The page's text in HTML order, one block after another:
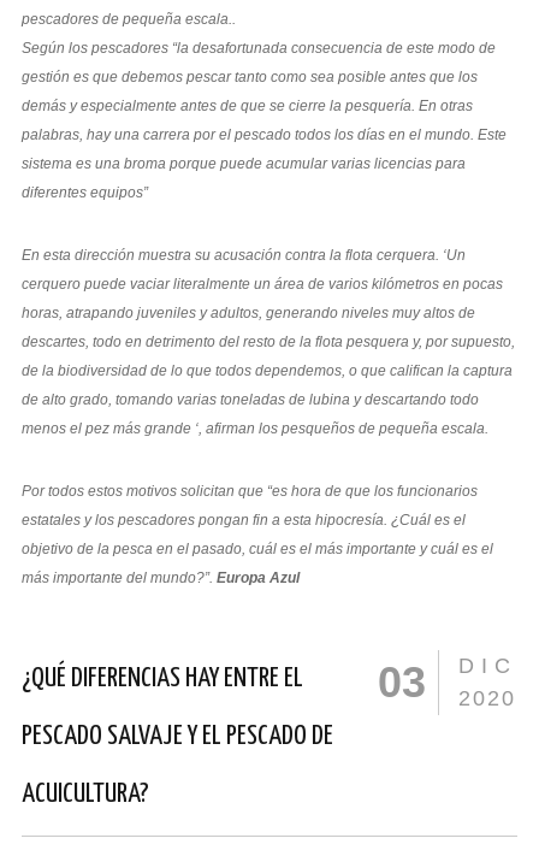
pescadores de pequeña escala..
Según los pescadores “la desafortunada consecuencia de este modo de
gestión es que debemos pescar tanto como sea posible antes que los
demás y especialmente antes de que se cierre la pesquería. En otras
palabras, hay una carrera por el pescado todos los días en el mundo. Este
sistema es una broma porque puede acumular varias licencias para
diferentes equipos”
En esta dirección muestra su acusación contra la flota cerquera. ‘Un
cerquero puede vaciar literalmente un área de varios kilómetros en pocas
horas, atrapando juveniles y adultos, generando niveles muy altos de
descartes, todo en detrimento del resto de la flota pesquera y, por supuesto,
de la biodiversidad de lo que todos dependemos, o que califican la captura
de alto grado, tomando varias toneladas de lubina y descartando todo
menos el pez más grande ‘, afirman los pesqueños de pequeña escala.
Por todos estos motivos solicitan que “es hora de que los funcionarios
estatales y los pescadores pongan fin a esta hipocresía. ¿Cuál es el
objetivo de la pesca en el pasado, cuál es el más importante y cuál es el
más importante del mundo?”. Europa Azul
¿QUÉ DIFERENCIAS HAY ENTRE EL
PESCADO SALVAJE Y EL PESCADO DE
ACUICULTURA?
DIC
2020
03